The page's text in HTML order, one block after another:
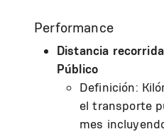
Performance
Distancia
Público
Definición:
el transporte
mes